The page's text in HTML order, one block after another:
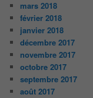
mars 2018
février 2018
janvier 2018
décembre 2017
novembre 2017
octobre 2017
septembre 2017
août 2017